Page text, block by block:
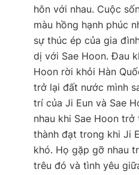
hôn với nhau. Cuộc
màu hồng hạnh phúc
sự thúc ép của gia
dị với Sae Hoon. Đau
Hoon rời khỏi Hàn
trở lại đất nước mình
trí của Ji Eun và Sae
nhau khi Sae Hoon trở
thành đạt trong khi Ji
khó. Họ gặp gỡ nhau
trêu đó và tình yêu